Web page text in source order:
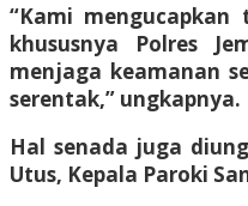
“Kami
khususnya Polres
menjaga keamanan
serentak,” ungkapnya.
Hal senada juga
Utus, Kepala Paroki